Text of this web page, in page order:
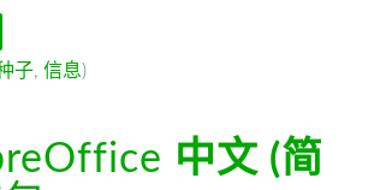
子, 信息)
中文 (简